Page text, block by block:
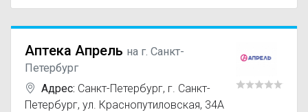
Аптека Апрель на г. Санкт-
Петербург
Адрес: Санкт-Петербург, г. Санкт-
Петербург, ул. Краснопутиловская, 34А